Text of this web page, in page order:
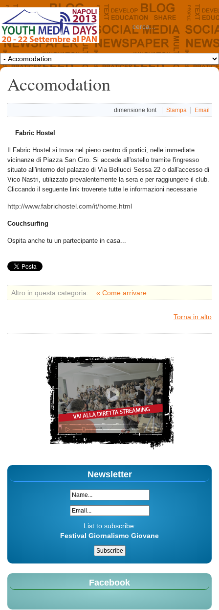
Accomodation
dimensione font Stampa Email
Fabric Hostel
Il Fabric Hostel si trova nel pieno centro di portici, nelle immediate
vicinanze di Piazza San Ciro. Si accede all'ostello tramite l'ingresso
situato all'interno del palazzo di Via Bellucci Sessa 22 o dall'accesso di
Vico Nastri, utilizzato prevalentemente la sera e per raggiungere il club.
Cliccando il seguente link troverete tutte le informazioni necessarie
http://www.fabrichostel.com/it/home.html
Couchsurfing
Ospita anche tu un partecipante in casa...
Altro in questa categoria: « Come arrivare
Torna in alto
Newsletter
List to subscribe:
Festival Giornalismo Giovane
Facebook